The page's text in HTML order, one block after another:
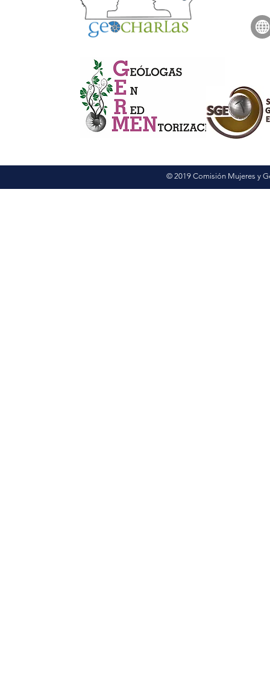
© 2019 Comisión Mujeres y